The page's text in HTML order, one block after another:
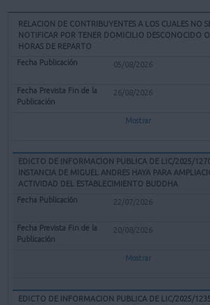
RELACION DE CONTRIBUYENTES A LOS CUALES NO
NOTIFICAR POR TENER DOMICILIO DESCONOCIDO O
HORAS DE REPARTO
05/08/2026
26/08/2026
Mostrar
EDICTO DE INFORMACION PUBLICA DE LIC/2025/
INSTANCIA DE MIGUEL ANDRES HAYA PARA
ACTIVIDAD DEL ESTABLECIMIENTO BUDDHA
22/07/2026
20/08/2026
Mostrar
EDICTO DE INFORMACION PUBLICA DE LIC/2025/